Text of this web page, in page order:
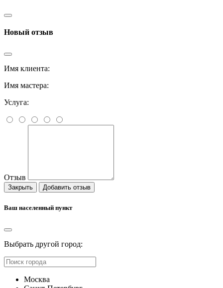
Новый отзыв
Имя клиента:
Имя мастера:
Услуга:
Отзыв
Закрыть Добавить отзыв
Ваш населенный пункт
Выбрать другой город:
Москва